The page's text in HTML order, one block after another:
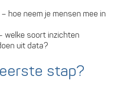
hoe neem je mensen mee in
welke soort inzichten
uit data?
stap?